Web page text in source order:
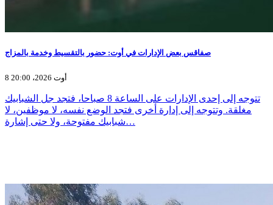
صفاقس بعض الإدارات في أوت: حضور بالتقسيط وخدمة بالمزاج
8 أوت 2026، 20:00
تتوجه إلى إحدى الإدارات على الساعة 8 صباحا، فتجد جل الشبابيك
مغلقة. وتتوجه إلى إدارة أخرى فتجد الوضع نفسه، لا موظفين، لا
شبابيك مفتوحة، ولا حتى إشارة…